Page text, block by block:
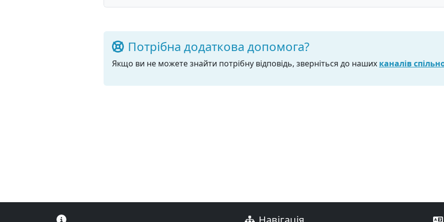
Потрібна додаткова допомога?
Якщо ви не можете знайти потрібну відповідь, зверніться до наших каналів